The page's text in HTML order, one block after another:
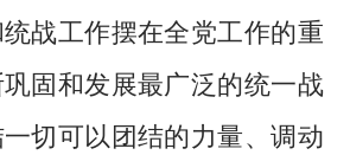
战工作摆在全党工作的重
固和发展最广泛的统一战
切可以团结的力量、调动